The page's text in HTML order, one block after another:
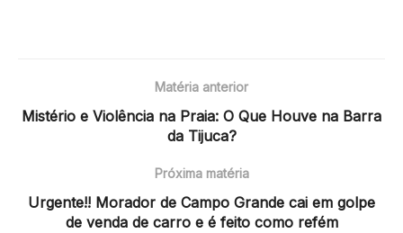
Matéria anterior
Mistério e Violência na Praia: O Que Houve na Barra
da Tijuca?
Próxima matéria
Urgente!! Morador de Campo Grande cai em golpe
de venda de carro e é feito como refém